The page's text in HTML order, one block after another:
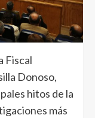
Fiscal
Donoso,
hitos de la
más